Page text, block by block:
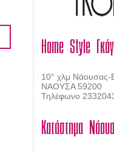
Home Style
10° χλμ Νάουσας-
ΝΑΟΥΣΑ 59200
Τηλέφωνο
Κατάστημα